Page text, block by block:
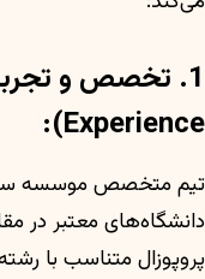
Experience):
تیم متخصص موسسه سبز
دانشگاه‌های معتبر در
پروپوزال متناسب با